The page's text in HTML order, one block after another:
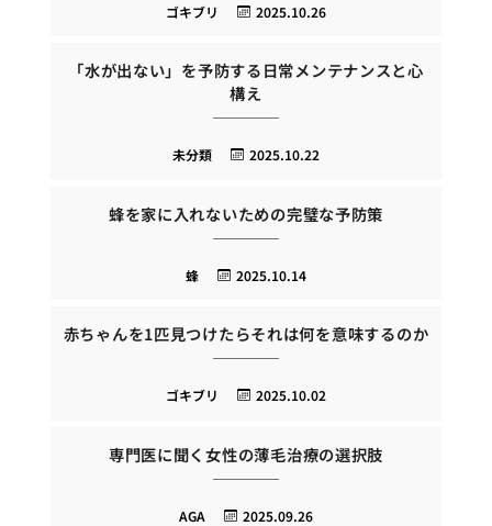
2025.10.26
ゴキブリ
「水が出ない」を予防する日常メンテナンスと心
構え
2025.10.22
未分類
蜂を家に入れないための完璧な予防策
2025.10.14
蜂
赤ちゃんを1匹見つけたらそれは何を意味するのか
2025.10.02
ゴキブリ
専門医に聞く女性の薄毛治療の選択肢
2025.09.26
AGA